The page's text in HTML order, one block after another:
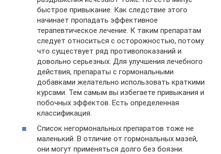
быстрое привыкание. Как следствие этого
начинает пропадать эффективное
терапевтическое лечение. К таким препаратам
следует относиться с осторожностью, потому
что существует ряд противопоказаний и
довольно серьезных. Для улучшения лечебного
действия, препараты с гормональными
добавками желательно использовать краткими
курсами. Тем самым вы избегаете привыкания и
побочных эффектов. Есть определенная
классификация.
Список негормональных препаратов тоже не
маленький. В отличие от гормональных мазей,
они могут применяться долго без боязни.